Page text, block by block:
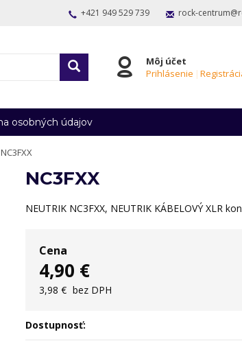
+421 949 529 739 rock-
Môj účet
Prihlásenie |
osobných údajov
NC3FXX
NC3FXX
NEUTRIK NC3FXX, NEUTRIK KÁBELOVÝ XLR
Cena
4,90 €
3,98 € bez DPH
Dostupnosť: